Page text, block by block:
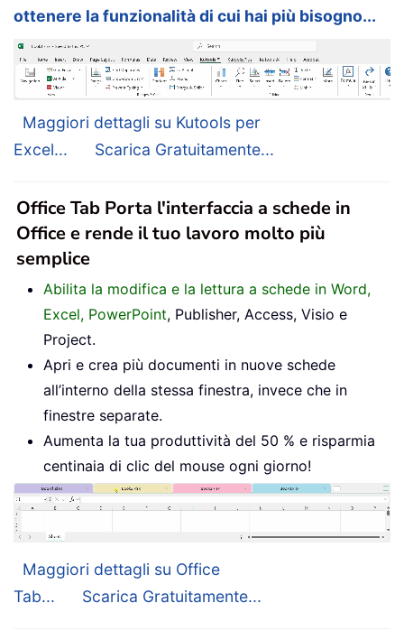
ottenere la funzionalità di cui hai più bisogno...
Maggiori dettagli su Kutools per
Excel...
Scarica Gratuitamente...
Office Tab Porta l'interfaccia a schede in
Office e rende il tuo lavoro molto più
semplice
Abilita la modifica e la lettura a schede in Word,
Excel, PowerPoint, Publisher, Access, Visio e
Project.
Apri e crea più documenti in nuove schede
all’interno della stessa finestra, invece che in
finestre separate.
Aumenta la tua produttività del 50 % e risparmia
centinaia di clic del mouse ogni giorno!
Maggiori dettagli su Office
Tab...
Scarica Gratuitamente...